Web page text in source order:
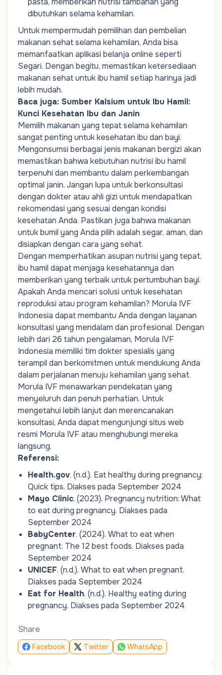
dibutuhkan selama kehamilan.
Untuk mempermudah pemilihan dan pembelian
makanan sehat selama kehamilan, Anda bisa
memanfaatkan aplikasi belanja online seperti
Segari. Dengan begitu, memastikan ketersediaan
makanan sehat untuk ibu hamil setiap harinya jadi
lebih mudah.
Baca juga: Sumber Kalsium untuk Ibu Hamil:
Kunci Kesehatan Ibu dan Janin
Memilih makanan yang tepat selama kehamilan
sangat penting untuk kesehatan ibu dan bayi.
Mengonsumsi berbagai jenis makanan bergizi akan
memastikan bahwa kebutuhan nutrisi ibu hamil
terpenuhi dan membantu dalam perkembangan
optimal janin. Jangan lupa untuk berkonsultasi
dengan dokter atau ahli gizi untuk mendapatkan
rekomendasi yang sesuai dengan kondisi
kesehatan Anda. Pastikan juga bahwa makanan
untuk bumil yang Anda pilih adalah segar, aman, dan
disiapkan dengan cara yang sehat.
Dengan memperhatikan asupan nutrisi yang tepat,
ibu hamil dapat menjaga kesehatannya dan
memberikan yang terbaik untuk pertumbuhan bayi.
Apakah Anda mencari solusi untuk kesehatan
reproduksi atau program kehamilan? Morula IVF
Indonesia dapat membantu Anda dengan layanan
konsultasi yang mendalam dan profesional. Dengan
lebih dari 26 tahun pengalaman, Morula IVF
Indonesia memiliki tim dokter spesialis yang
terampil dan berkomitmen untuk mendukung Anda
dalam perjalanan menuju kehamilan yang sehat.
Morula IVF menawarkan pendekatan yang
menyeluruh dan penuh perhatian. Untuk
mengetahui lebih lanjut dan merencanakan
konsultasi, Anda dapat mengunjungi situs web
resmi Morula IVF atau menghubungi mereka
langsung.
Referensi:
Health.gov. (n.d.). Eat healthy during pregnancy:
Quick tips. Diakses pada September 2024
Mayo Clinic. (2023). Pregnancy nutrition: What
to eat during pregnancy. Diakses pada
September 2024
BabyCenter. (2024). What to eat when
pregnant: The 12 best foods. Diakses pada
September 2024
UNICEF. (n.d.). What to eat when pregnant.
Diakses pada September 2024
Eat for Health. (n.d.). Healthy eating during
pregnancy. Diakses pada September 2024
Share
Facebook Twitter WhatsApp